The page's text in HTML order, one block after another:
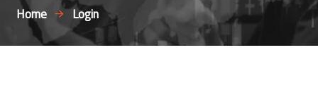
Home Login